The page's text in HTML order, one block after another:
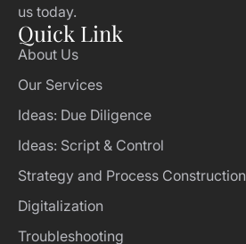
us today.
Quick Link
About Us
Our Services
Ideas: Due Diligence
Ideas: Script & Control
Strategy and Process Construction
Digitalization
Troubleshooting